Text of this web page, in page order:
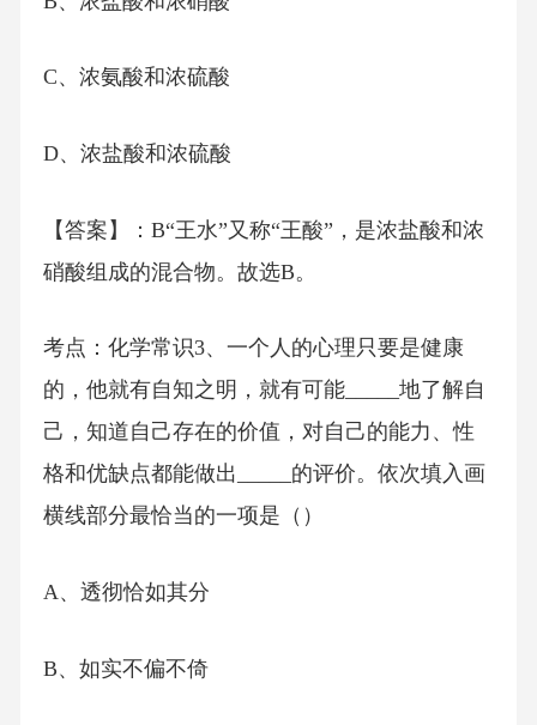
C、浓氨酸和浓硫酸
D、浓盐酸和浓硫酸
【答案】：B“王水”又称“王酸”，是浓盐酸和浓
硝酸组成的混合物。故选B。
考点：化学常识3、一个人的心理只要是健康
的，他就有自知之明，就有可能_____地了解自
己，知道自己存在的价值，对自己的能力、性
格和优缺点都能做出_____的评价。依次填入画
横线部分最恰当的一项是（）
A、透彻恰如其分
B、如实不偏不倚